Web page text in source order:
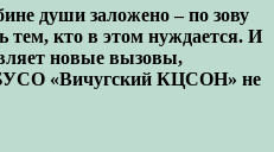
души заложено – по зову
тем, кто в этом нуждается. И
новые вызовы,
«Вичугский КЦСОН» не